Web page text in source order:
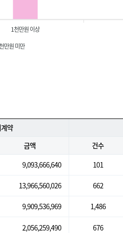
만원 미만
1천만원 이상
약
금액
건수
9,093,666,640
101
13,966,560,026 662
9,909,536,969 1,486
2,056,259,490 676